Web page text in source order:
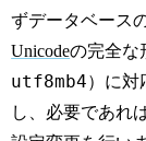
ずデータベース
Unicodeの完全な
utf8mb4）に対
し、必要であれ